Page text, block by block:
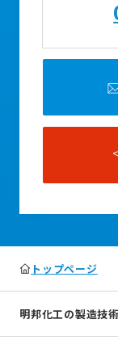
トップページ
明邦化工の製造技術